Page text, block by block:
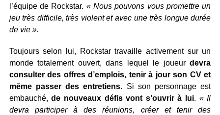
l’équipe de Rockstar. « Nous pouvons vous promettre un
jeu très difficile, très violent et avec une très longue durée
de vie ».
Toujours selon lui, Rockstar travaille activement sur un
monde totalement ouvert, dans lequel le joueurdevra
consulter des offres d’emplois, tenir à jour son CV et
même passer des entretiens. Si son personnage est
embauché,de nouveaux défis vont s’ouvrir à lui. « Il
devra participer à des réunions, créer et tenir des